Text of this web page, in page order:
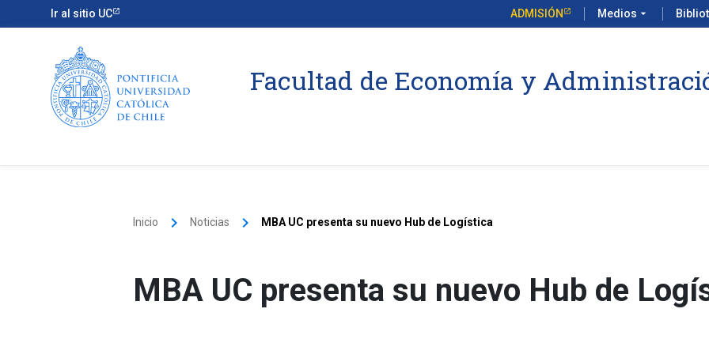
Ir al sitio UC ADMISIÓN Medios arrow_drop_down
Facultad de Economía y
Inicio keyboard_arrow_right Noticias keyboard_arrow_right MBA UC presenta su nuevo Hub de Logística
MBA UC presenta su nuevo Hub de